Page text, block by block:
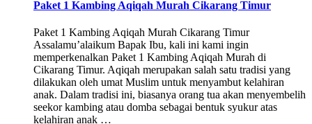
Paket 1 Kambing Aqiqah Murah Cikarang Timur
Paket 1 Kambing Aqiqah Murah Cikarang Timur
Assalamu’alaikum Bapak Ibu, kali ini kami ingin
memperkenalkan Paket 1 Kambing Aqiqah Murah di
Cikarang Timur. Aqiqah merupakan salah satu tradisi yang
dilakukan oleh umat Muslim untuk menyambut kelahiran
anak. Dalam tradisi ini, biasanya orang tua akan menyembelih
seekor kambing atau domba sebagai bentuk syukur atas
kelahiran anak …